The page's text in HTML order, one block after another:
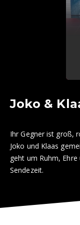
Joko &
Ihr Gegner ist groß,
Joko und Klaas
geht um Ruhm,
Sendezeit.